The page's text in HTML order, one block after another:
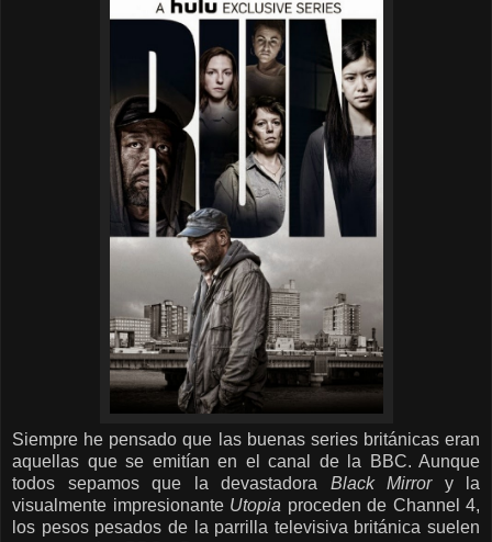
Siempre he pensado que las buenas series británicas eran
aquellas que se emitían en el canal de la BBC. Aunque
todos sepamos que la devastadora Black Mirrory la
visualmente impresionante Utopia proceden de Channel 4,
los pesos pesados de la parrilla televisiva británica suelen